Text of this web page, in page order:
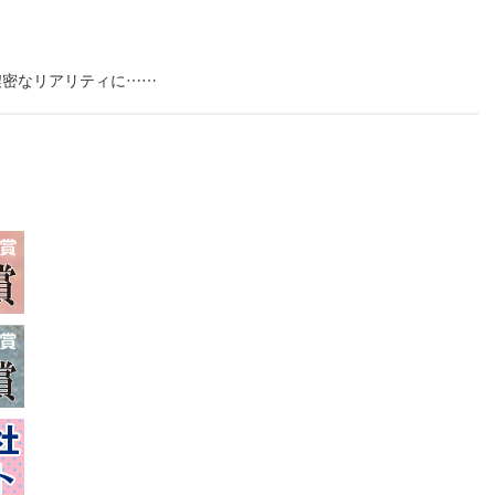
密なリアリティに……